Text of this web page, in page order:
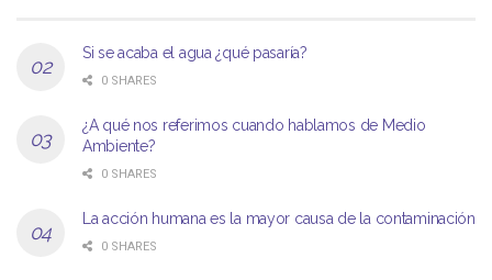
Si se acaba el agua ¿qué pasaría?
0 SHARES
¿A qué nos referimos cuando hablamos de Medio
Ambiente?
0 SHARES
La acción humana es la mayor causa de la contaminación
0 SHARES